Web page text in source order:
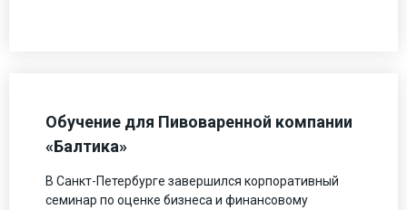
Обучение для Пивоваренной компании
«Балтика»
В Санкт-Петербурге завершился корпоративный
семинар по оценке бизнеса и финансовому